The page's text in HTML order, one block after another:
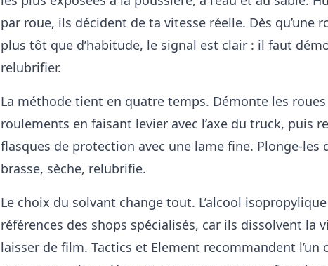
par roue, ils décident de ta vitesse réelle. Dès qu’une
plus tôt que d’habitude, le signal est clair : il faut
relubrifier.
La méthode tient en quatre temps. Démonte les roues
roulements en faisant levier avec l’axe du truck, puis
flasques de protection avec une lame fine. Plonge-les
brasse, sèche, relubrifie.
Le choix du solvant change tout. L’alcool
références des shops spécialisés, car ils dissolvent la
laisser de film. Tactics et Element recommandent l’un